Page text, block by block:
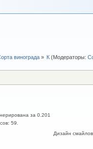
винограда» К (Модераторы:
Дизайн
за 0.201
59.